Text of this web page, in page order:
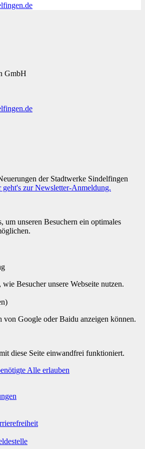
GmbH
der Stadtwerke Sindelfingen
geht's zur Newsletter-Anmeldung.
um unseren Besuchern ein optimales
wie Besucher unsere Webseite nutzen.
Google oder Baidu anzeigen können.
diese Seite einwandfrei funktioniert.
Alle erlauben